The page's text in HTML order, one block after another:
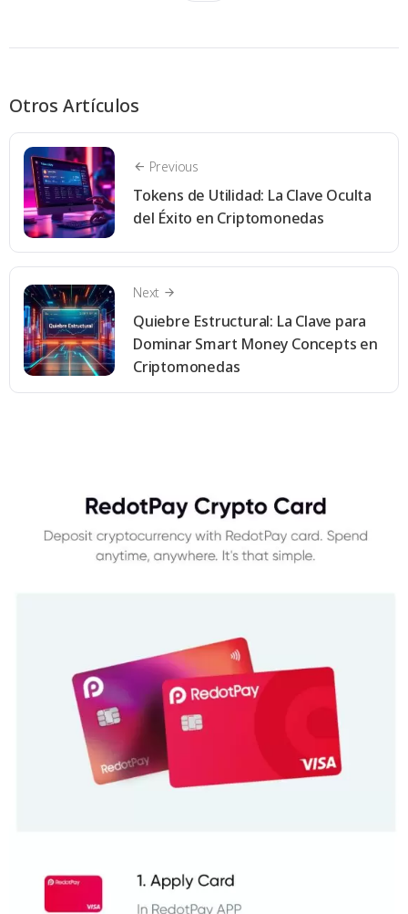
Otros Artículos
Previous
Tokens de Utilidad: La Clave Oculta
del Éxito en Criptomonedas
Next
Quiebre Estructural: La Clave para
Dominar Smart Money Concepts en
Criptomonedas